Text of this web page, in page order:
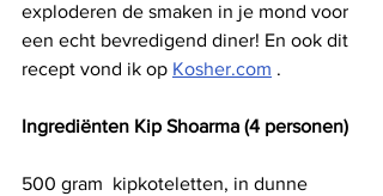
exploderen de smaken in je mond voor
een echt bevredigend diner! En ook dit
recept vond ik op Kosher.com .
Ingrediënten Kip Shoarma (4 personen)
500 gram  kipkoteletten, in dunne